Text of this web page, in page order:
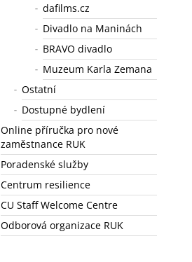
dafilms.cz
Divadlo na Maninách
BRAVO divadlo
Muzeum Karla Zemana
Ostatní
Dostupné bydlení
Online příručka pro nové
zaměstnance RUK
Poradenské služby
Centrum resilience
CU Staff Welcome Centre
Odborová organizace RUK